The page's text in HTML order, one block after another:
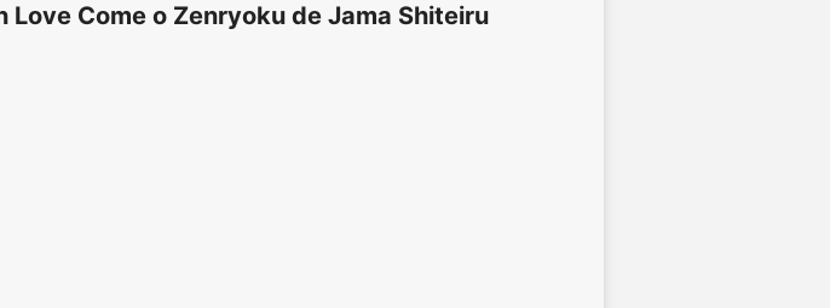
Love Come o Zenryoku de Jama Shiteiru